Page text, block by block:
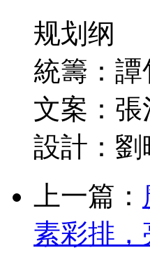
规划纲
統籌：譚
文案：張
設計：劉
上一篇：
素彩排